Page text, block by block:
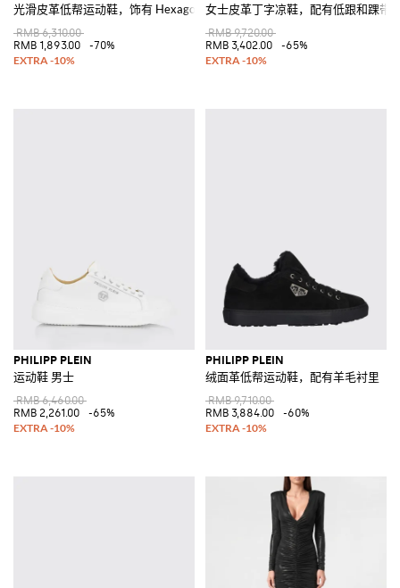
光滑皮革低帮运动鞋，饰有 Hexagon 徽标贴饰
RMB 6,310.00
RMB 1,893.00
-70%
女士皮革丁字凉鞋，配有低跟和踝带
RMB 9,720.00
RMB 3,402.00
-65%
PHILIPP PLEIN
运动鞋 男士
RMB 6,460.00
RMB 2,261.00
-65%
PHILIPP PLEIN
绒面革低帮运动鞋，配有羊毛衬里
RMB 9,710.00
RMB 3,884.00
-60%